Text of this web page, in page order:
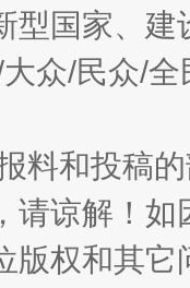
型国家、
众/民众/
料和投稿
请谅解！
版权和其它